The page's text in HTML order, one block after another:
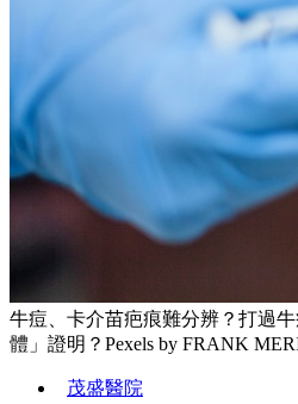
牛痘、卡介苗疤痕難分辨？打過
體」證明？Pexels by FRANK
茂盛醫院